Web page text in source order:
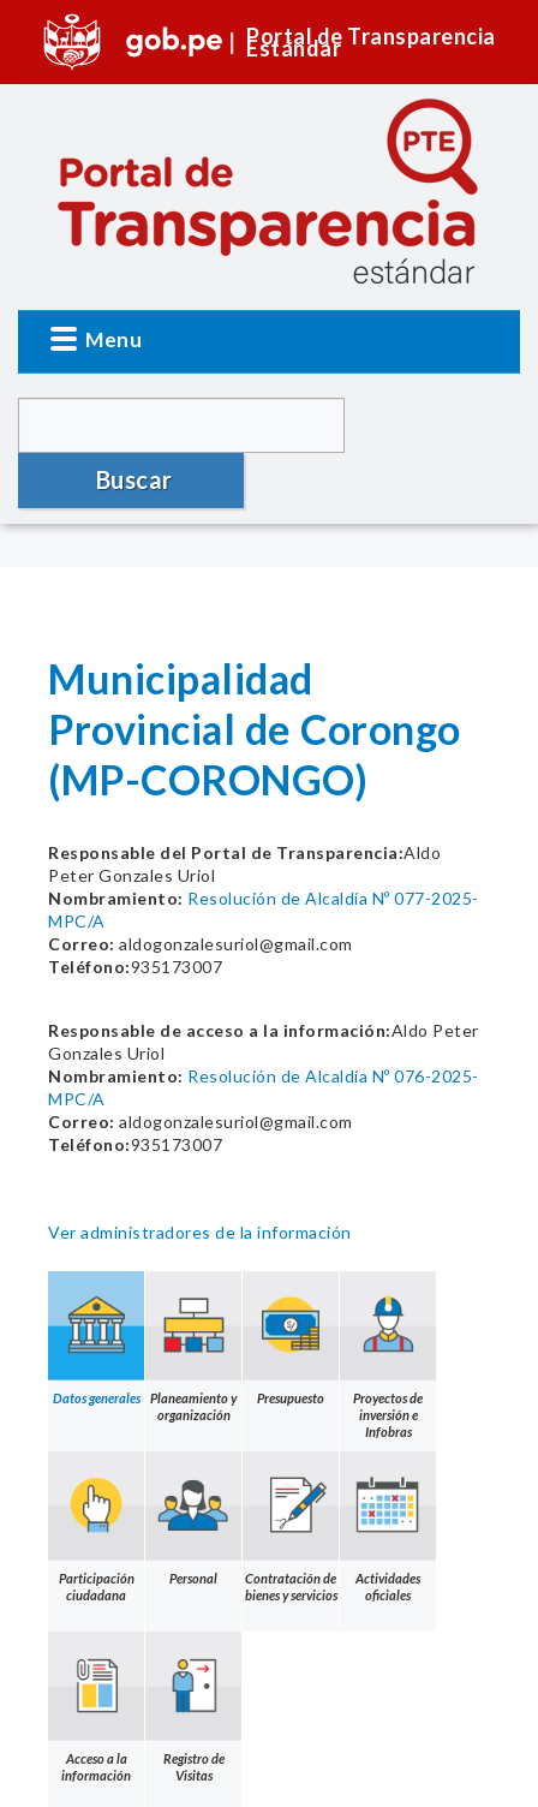
Portal de Transparencia
Estándar
Menu
Buscar
Municipalidad
Provincial de Corongo
(MP-CORONGO)
Responsable del Portal de Transparencia:Aldo
Peter Gonzales Uriol
Nombramiento: Resolución de Alcaldía Nº 077-2025-
MPC/A
Correo: aldogonzalesuriol@gmail.com
Teléfono:935173007
Responsable de acceso a la información:Aldo Peter
Gonzales Uriol
Nombramiento: Resolución de Alcaldía Nº 076-2025-
MPC/A
Correo: aldogonzalesuriol@gmail.com
Teléfono:935173007
Ver administradores de la información
Datos generales
Planeamiento y
organización
Presupuesto
Proyectos de
inversión e
Infobras
Participación
ciudadana
Personal
Contratación de
bienes y servicios
Actividades
oficiales
Acceso a la
información
Registro de
Visitas